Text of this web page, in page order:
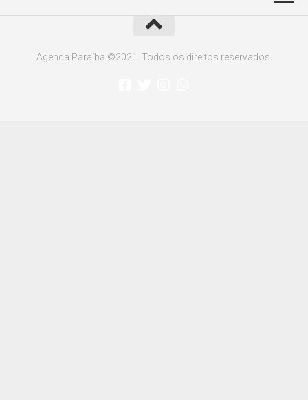
Agenda Paraíba ©2021. Todos os direitos reservados.